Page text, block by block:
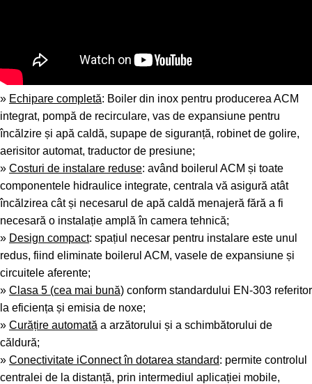
» Echipare completă: Boiler din inox pentru producerea ACM
integrat, pompă de recirculare, vas de expansiune pentru
încălzire și apă caldă, supape de siguranță, robinet de golire,
aerisitor automat, traductor de presiune;
» Costuri de instalare reduse: având boilerul ACM și toate
componentele hidraulice integrate, centrala vă asigură atât
încălzirea cât și necesarul de apă caldă menajeră fără a fi
necesară o instalație amplă în camera tehnică;
» Design compact: spațiul necesar pentru instalare este unul
redus, fiind eliminate boilerul ACM, vasele de expansiune și
circuitele aferente;
» Clasa 5 (cea mai bună) conform standardului EN-303 referitor
la eficiența și emisia de noxe;
» Curățire automată a arzătorului și a schimbătorului de
căldură;
» Conectivitate iConnect în dotarea standard: permite controlul
centralei de la distanță, prin intermediul aplicației mobile,